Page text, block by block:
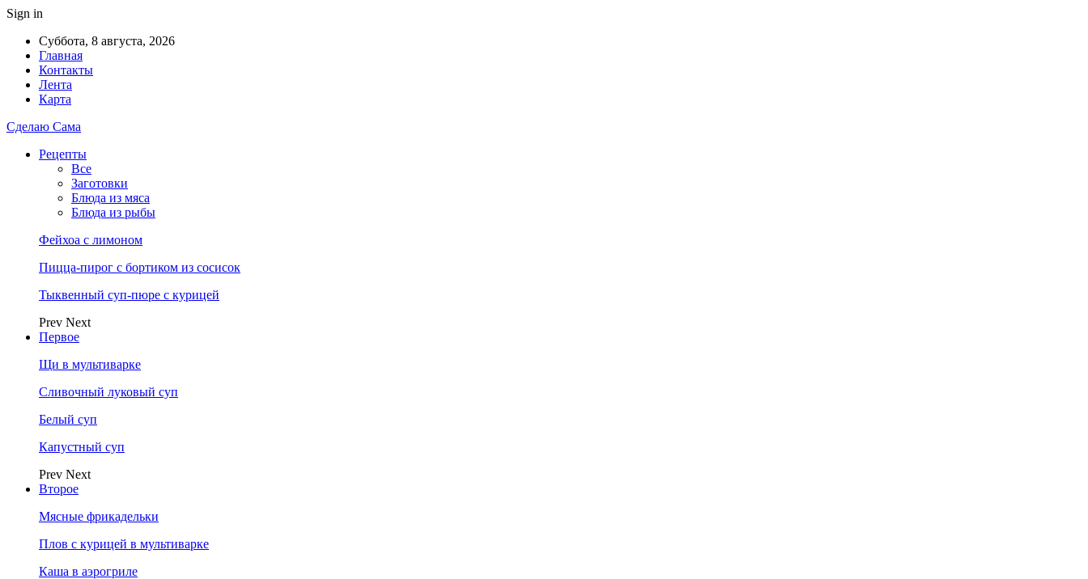
Sign in
Суббота, 8 августа, 2026
Главная
Контакты
Лента
Карта
Сделаю Сама
Рецепты
Все
Заготовки
Блюда из мяса
Блюда из рыбы
Фейхоа с лимоном
Пицца-пирог с бортиком из сосисок
Тыквенный суп-пюре с курицей
Prev Next
Первое
Щи в мультиварке
Сливочный луковый суп
Белый суп
Капустный суп
Prev Next
Второе
Мясные фрикадельки
Плов с курицей в мультиварке
Каша в аэрогриле